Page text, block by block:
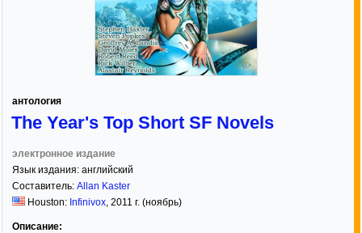
антология
The Year's Top Short SF Novels
электронное издание
Язык издания: английский
Составитель: Allan Kaster
Houston: Infinivox, 2011 г. (ноябрь)
Описание: